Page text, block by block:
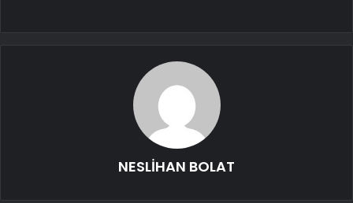
NESLİHAN BOLAT